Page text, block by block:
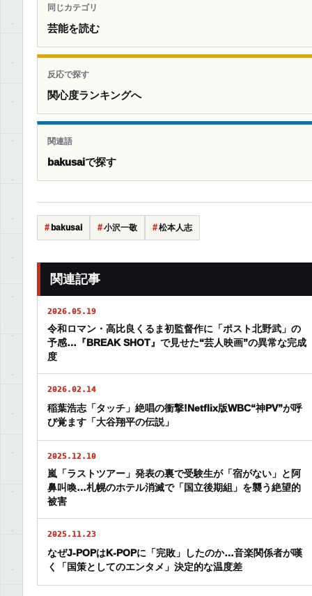
同じカテゴリ
芸能を読む
反応で探す
関心度ランキングへ
関連語
bakusaiで探す
bakusai 小沢一敬 松本人志
関連記事
2026.05.19
令和ロマン・高比良くるま初監督作に「ポスト北野武」の
予感…『BREAK SHOT』で見せた“芸人映画”の異常な完成
度
2026.02.14
稲葉浩志「タッチ」絶唱の衝撃!Netflix版WBC“神PV”が呼
び覚ます「大谷翔平の伝説」
2025.12.10
嵐「ラストツアー」発表の裏で受験生が「宿がない」と阿
鼻叫喚…札幌のホテル消滅で「国立後期組」を襲う絶望的
被害
2025.11.23
なぜJ-POPはK-POPに「完敗」したのか…音楽関係者が嘆
く「国策としてのエンタメ」決定的な温度差